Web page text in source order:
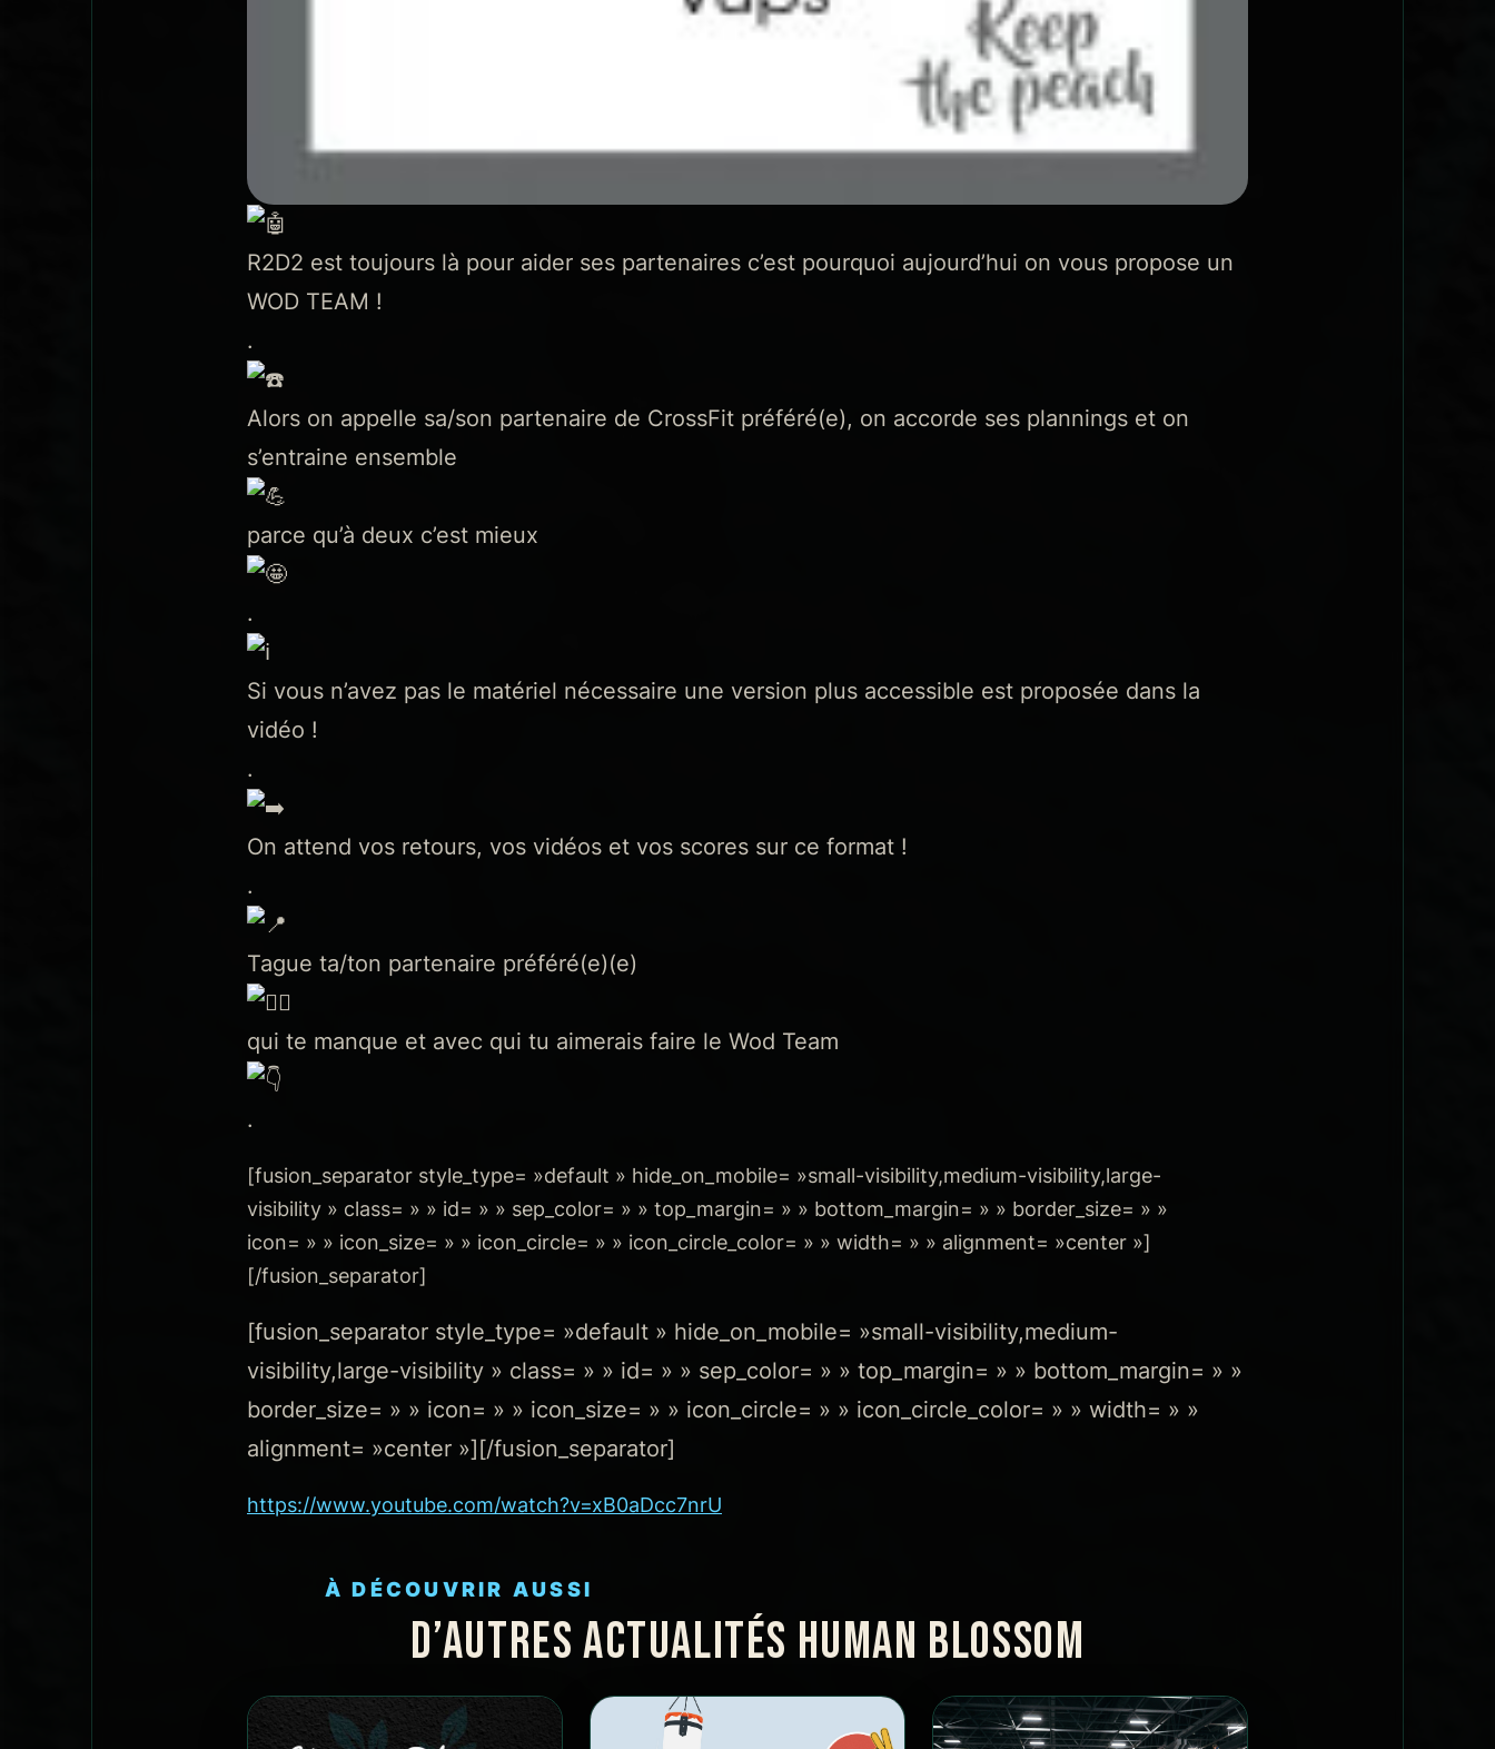
R2D2 est toujours là pour aider ses partenaires c’est pourquoi aujourd’hui on vous propose un
WOD TEAM !
.
Alors on appelle sa/son partenaire de CrossFit préféré(e), on accorde ses plannings et on
s’entraine ensemble
parce qu’à deux c’est mieux
.
Si vous n’avez pas le matériel nécessaire une version plus accessible est proposée dans la
vidéo !
.
On attend vos retours, vos vidéos et vos scores sur ce format !
.
Tague ta/ton partenaire préféré(e)(e)
qui te manque et avec qui tu aimerais faire le Wod Team
.
[fusion_separator style_type= »default » hide_on_mobile= »small-visibility,medium-visibility,large-
visibility » class= » » id= » » sep_color= » » top_margin= » » bottom_margin= » » border_size= » »
icon= » » icon_size= » » icon_circle= » » icon_circle_color= » » width= » » alignment= »center »]
[/fusion_separator]
[fusion_separator style_type= »default » hide_on_mobile= »small-visibility,medium-
visibility,large-visibility » class= » » id= » » sep_color= » » top_margin= » » bottom_margin= » »
border_size= » » icon= » » icon_size= » » icon_circle= » » icon_circle_color= » » width= » »
alignment= »center »][/fusion_separator]
https://www.youtube.com/watch?v=xB0aDcc7nrU
À DÉCOUVRIR AUSSI
D’AUTRES ACTUALITÉS HUMAN BLOSSOM